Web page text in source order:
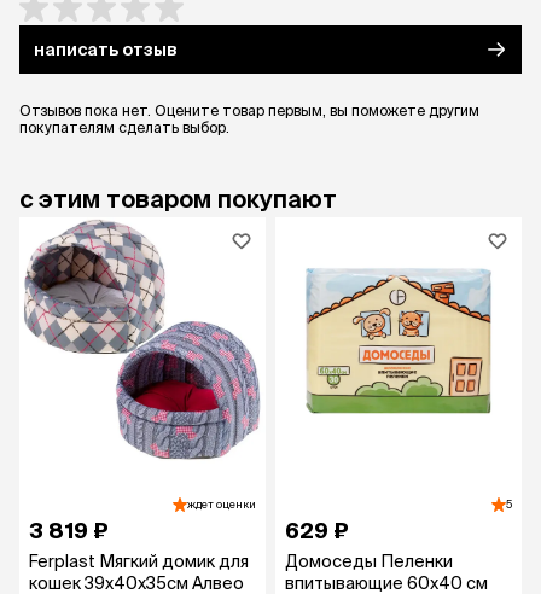
написать отзыв
Отзывов пока нет. Оцените товар первым, вы поможете другим
покупателям сделать выбор.
с этим товаром покупают
ждет оценки
3 819 ₽
Ferplast Мягкий домик для
кошек 39х40х35см Алвео
5
629 ₽
Домоседы Пеленки
впитывающие 60х40 см